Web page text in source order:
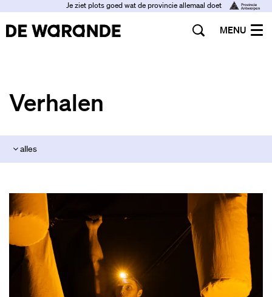
Je ziet plots goed wat de provincie allemaal doet
MENU
Verhalen
alles
interview
warande informatief
podcast
terugblik